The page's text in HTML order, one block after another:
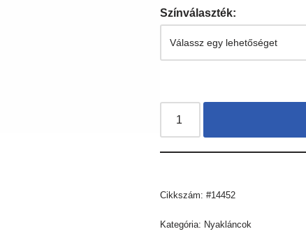
Színválaszték:
Cikkszám:#14452
Kategória: Nyakláncok